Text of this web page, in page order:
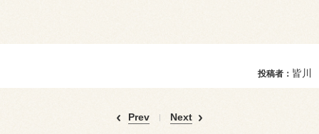
投稿者： 皆川
Prev Next